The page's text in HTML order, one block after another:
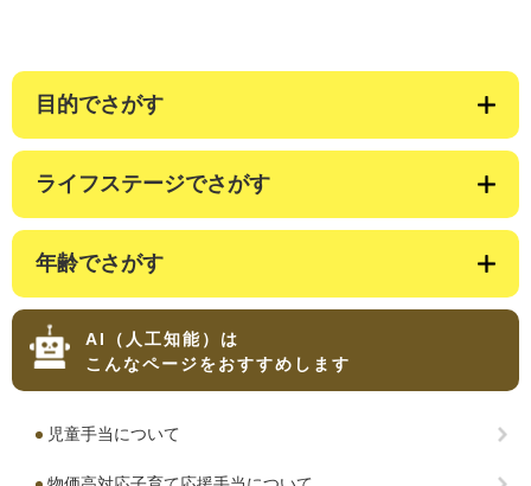
目的でさがす
ライフステージでさがす
年齢でさがす
AI（人工知能）は
こんなページをおすすめします
児童手当について